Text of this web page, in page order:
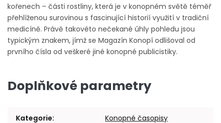
kořenech – části rostliny, která je v konopném světě téměř
přehlíženou surovinou s fascinující historií využití v tradiční
medicíně. Právě takovéto nečekané úhly pohledu jsou
typickým znakem, jímž se Magazín Konopí odlišoval od
prvního čísla od veškeré jiné konopné publicistiky.
Doplňkové parametry
Kategorie: Konopné časopisy